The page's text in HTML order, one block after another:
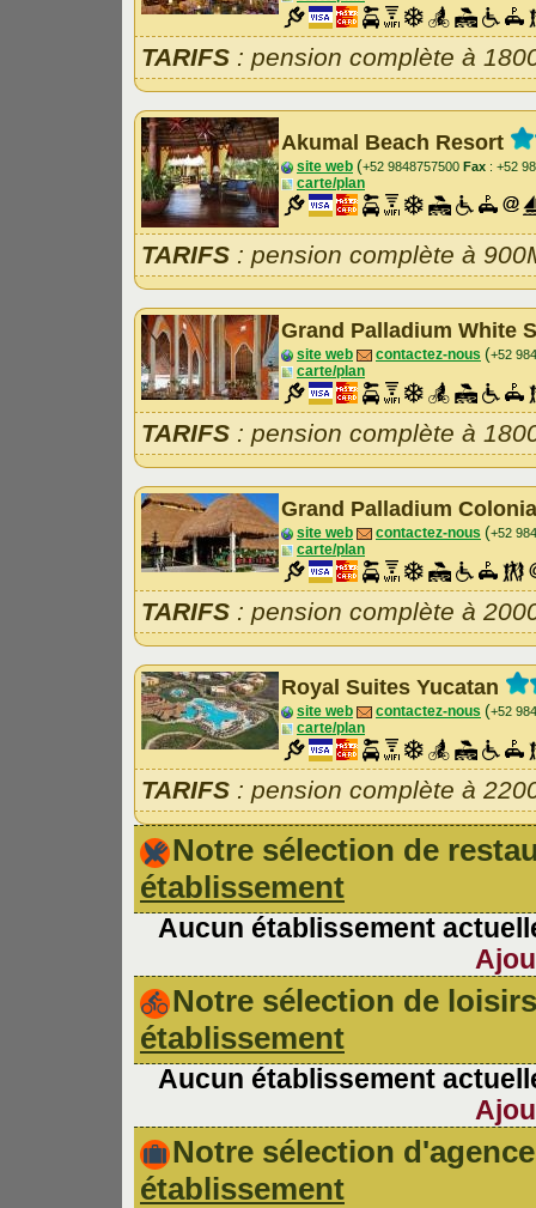
TARIFS : pension complète à
Akumal Beach Resort
site web (+52 9848757500 Fax : +52
carte/plan
TARIFS : pension complète à
Grand Palladium White
site web contactez-nous (+52
carte/plan
TARIFS : pension complète à
Grand Palladium
site web contactez-nous (+52
carte/plan
TARIFS : pension complète à
Royal Suites Yucatan
site web contactez-nous (+52
carte/plan
TARIFS : pension complète à
Notre sélection de
établissement
Aucun établissement
Notre sélection de
établissement
Aucun établissement
Notre sélection
établissement